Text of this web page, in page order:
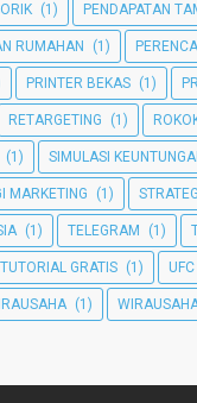
(1) PENDAPATAN
RUMAHAN (1)
PRINTER BEKAS (1)
RETARGETING (1)
(1) SIMULASI
MARKETING (1)
(1) TELEGRAM (1)
TUTORIAL GRATIS (1) UFC
(1)